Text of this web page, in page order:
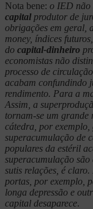
Nota bene: o IED não
capital produtor de
obrigações em geral,
money, índices
do capital-dinheiro
economistas não
processo de
acabam confundindo
rendimento. Para a
Assim, a
tornam-se um grande
cátedra, por exemplo,
superacumulação de
populares da estéril
superacumulação são
sutis relações, é
portas, por exemplo,
longa depressão e
capital desaparece.